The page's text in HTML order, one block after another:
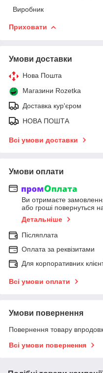
Виробник
Приховати
Умови доставки
Нова Пошта
Магазини Rozetka
Доставка кур'єром
НОВА ПОШТА
Всі умови доставки
Умови оплати
Ви отримаєте
або гроші повернуться
Детальніше
Післяплата
Оплата за реквізитами
Для корпоративних
Всі умови оплати
Умови повернення
Повернення товару
Всі умови повернення